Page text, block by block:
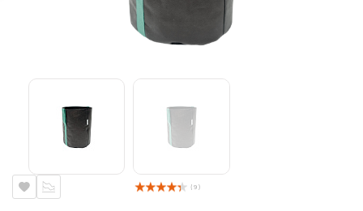
( 9 )